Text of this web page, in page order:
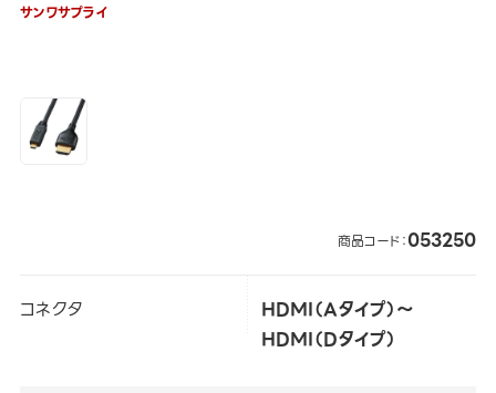
サンワサプライ
商品コード：053250
コネクタ
HDMI（Aタイプ）～
HDMI（Dタイプ）